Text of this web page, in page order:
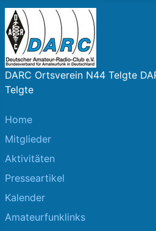
DARC Ortsverein N44 Telgte
Telgte
Home
Mitglieder
Aktivitäten
Presseartikel
Kalender
Amateurfunklinks